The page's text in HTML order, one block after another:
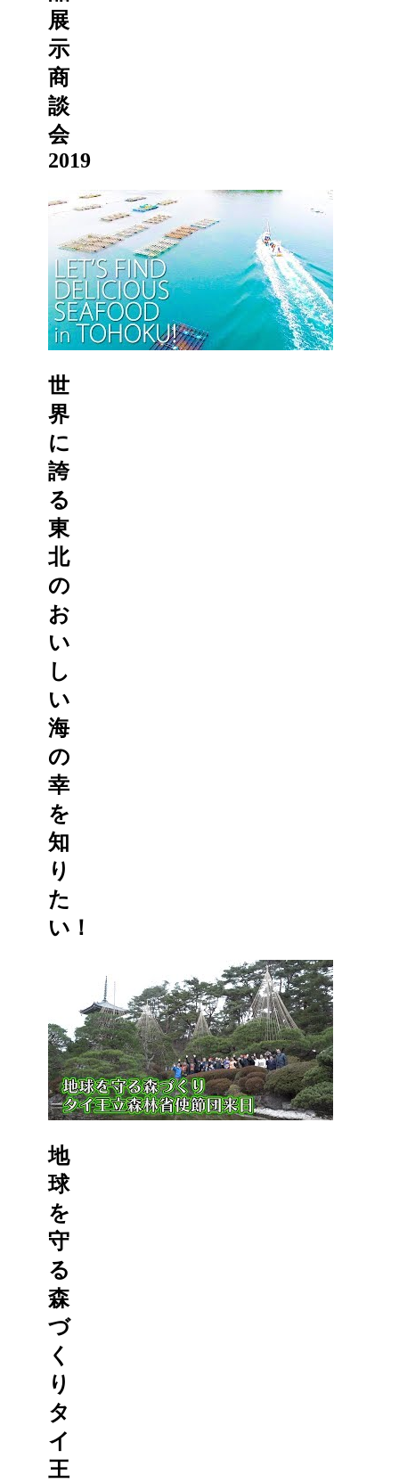
展
示
商
談
会
2019
世
界
に
誇
る
東
北
の
お
い
し
い
海
の
幸
を
知
り
た
い！
地
球
を
守
る
森
づ
く
り
タ
イ
王